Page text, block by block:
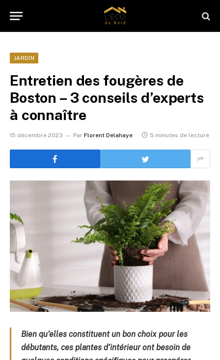
JARDIN
Entretien des fougères de
Boston – 3 conseils d’experts
à connaître
15 décembre 2023 Par Florent Delahaye 5 minutes de lecture
Bien qu’elles constituent un bon choix pour les
débutants, ces plantes d’intérieur ont besoin de